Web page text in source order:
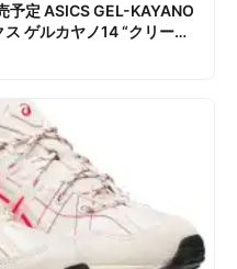
予定 ASICS GEL-KAYANO
ゲルカヤノ14 “クリーム/